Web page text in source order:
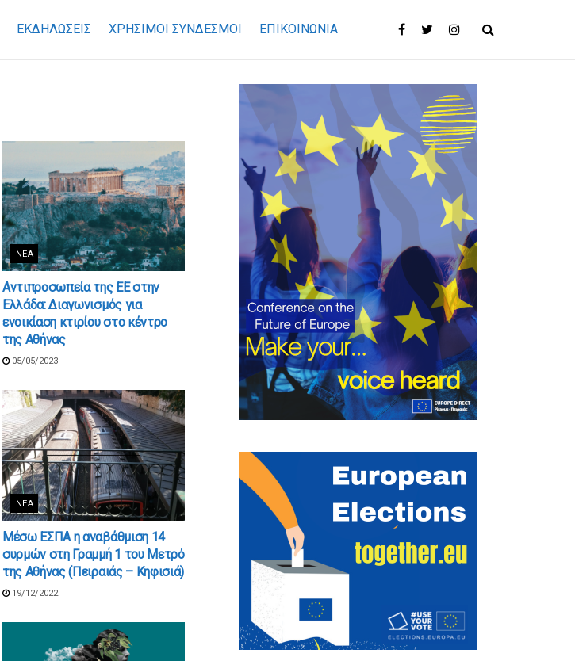
ΕΚΔΗΛΩΣΕΙΣ ΧΡΉΣΙΜΟΙ ΣΎΝΔΕΣΜΟΙ ΕΠΙΚΟΙΝΩΝΊΑ
ΝΈΑ
Αντιπροσωπεία της EE στην
Ελλάδα: Διαγωνισμός για
ενοικίαση κτιρίου στο κέντρο
της Αθήνας
05/05/2023
ΝΈΑ
Μέσω ΕΣΠΑ η αναβάθμιση 14
συρμών στη Γραμμή 1 του Μετρό
της Αθήνας (Πειραιάς – Κηφισιά)
19/12/2022